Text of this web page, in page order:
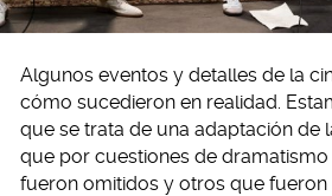
Algunos eventos y detalles de la
cómo sucedieron en realidad.
que se trata de una adaptación de
que por cuestiones de
fueron omitidos y otros que fueron